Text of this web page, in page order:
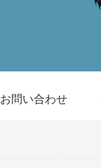
お問い合わせ